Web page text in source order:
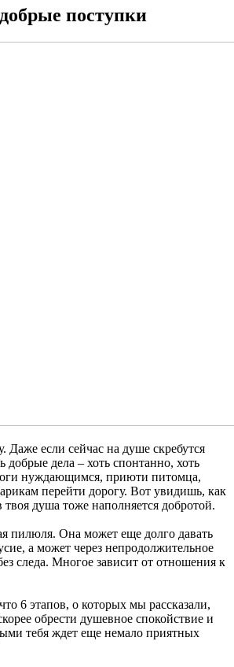
поступки
Даже если сейчас на душе скребутся
добрые дела – хоть спонтанно, хоть
нуждающимся, приюти питомца,
перейти дорогу. Вот увидишь, как
душа тоже наполняется добротой.
пилюля. Она может еще долго давать
а может через непродолжительное
следа. Многое зависит от отношения к
6 этапов, о которых мы рассказали,
обрести душевное спокойствие и
тебя ждет еще немало приятных